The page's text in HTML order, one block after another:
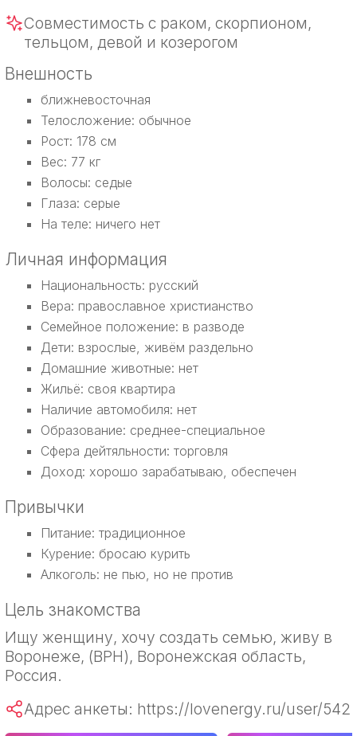
Совместимость с раком, скорпионом,
тельцом, девой и козерогом
Внешность
ближневосточная
Телосложение: обычное
Рост: 178 см
Вес: 77 кг
Волосы: седые
Глаза: серые
На теле: ничего нет
Личная информация
Национальность: русский
Вера: православное христианство
Семейное положение: в разводе
Дети: взрослые, живём раздельно
Домашние животные: нет
Жильё: своя квартира
Наличие автомобиля: нет
Образование: среднее-специальное
Сфера дейтяльности: торговля
Доход: хорошо зарабатываю, обеспечен
Привычки
Питание: традиционное
Курение: бросаю курить
Алкоголь: не пью, но не против
Цель знакомства
Ищу женщину, хочу создать семью, живу в
Воронеже, (ВРН), Воронежская область,
Россия.
Адрес анкеты: https://lovenergy.ru/user/542